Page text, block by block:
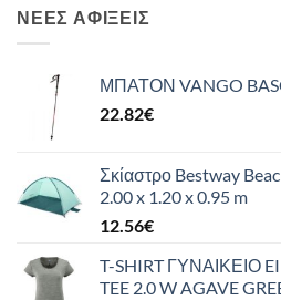
ΝΈΕΣ ΑΦΊΞΕΙΣ
ΜΠΑΤΟΝ VANGO
22.82€
Σκίαστρο Bestway
2.00 x 1.20 x 0.95 m
12.56€
T-SHIRT ΓΥΝΑΙΚΕΙΟ
TEE 2.0 W AGAVE